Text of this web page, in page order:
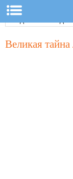
Великая